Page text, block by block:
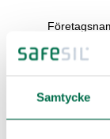
Samtycke